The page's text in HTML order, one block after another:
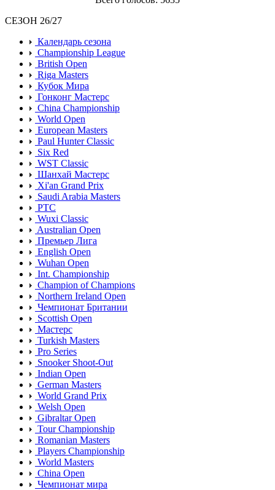
СЕЗОН 26/27
Календарь сезона
Championship League
British Open
Riga Masters
Кубок Мира
Гонконг Мастерс
China Championship
World Open
European Masters
Paul Hunter Classic
Six Red
WST Classic
Шанхай Мастерс
Xi'an Grand Prix
Saudi Arabia Masters
PTC
Wuxi Classic
Australian Open
Премьер Лига
English Open
Wuhan Open
Int. Championship
Champion of Champions
Northern Ireland Open
Чемпионат Британии
Scottish Open
Мастерс
Turkish Masters
Pro Series
Snooker Shoot-Out
Indian Open
German Masters
World Grand Prix
Welsh Open
Gibraltar Open
Tour Championship
Romanian Masters
Players Championship
World Masters
China Open
Чемпионат мира